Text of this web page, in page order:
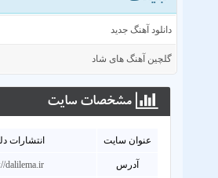
دانلود آهنگ جدید
گلچین آهنگ های شاد
مشخصات سايت
عنوان سايت انتشارات
آدرس dalilema.ir